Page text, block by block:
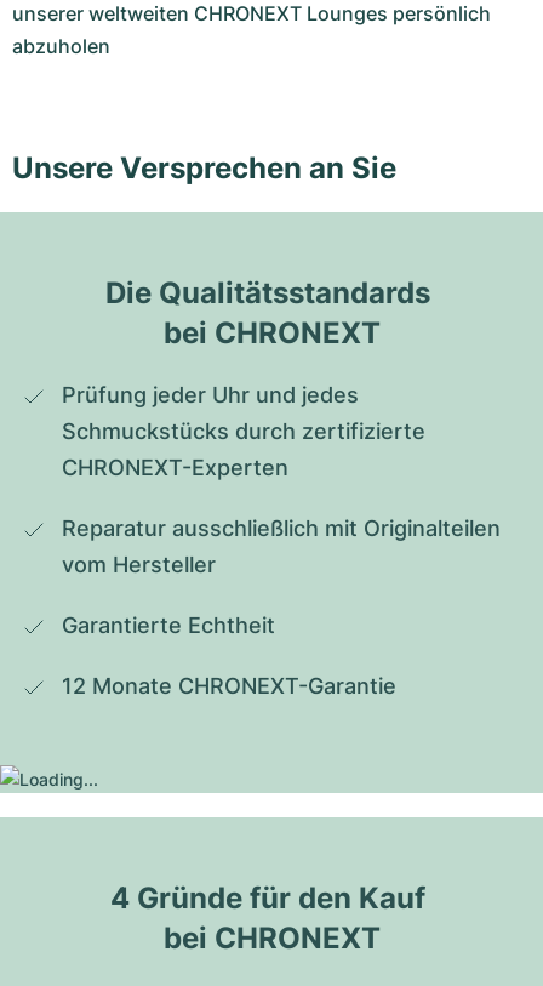
unserer weltweiten CHRONEXT Lounges persönlich
abzuholen
Unsere Versprechen an Sie
Die Qualitätsstandards
bei CHRONEXT
Prüfung jeder Uhr und jedes
Schmuckstücks durch zertifizierte
CHRONEXT-Experten
Reparatur ausschließlich mit Originalteilen
vom Hersteller
Garantierte Echtheit
12 Monate CHRONEXT-Garantie
4 Gründe für den Kauf
bei CHRONEXT